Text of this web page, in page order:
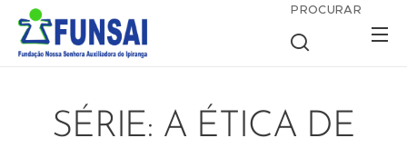
PROCURAR
SÉRIE: A ÉTICA DE